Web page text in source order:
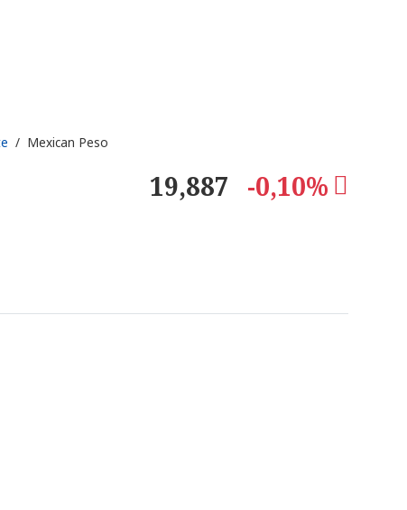
/ Mexican Peso
19,887 -0,10%